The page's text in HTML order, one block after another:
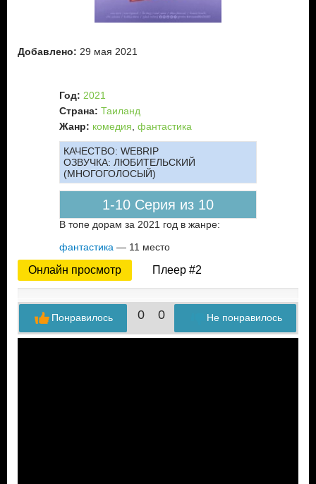
Кампан – третий поклонник. Коллега. Просто очень милый
Му Тод – четвертый в списке потенциальных мужей. Лихой
Четверо соискателей любви всей жизни. Есть из кого
выбрать, вот только как не ошибиться и определить того
самого – единственного? Сможет ли юная на вид, но очень
опытная женщина со стажем в две тысячи лет пробега
Добавлено: 29 мая 2021
Год: 2021
Страна: Таиланд
Жанр: комедия, фантастика
КАЧЕСТВО: WEBRIP
ОЗВУЧКА: ЛЮБИТЕЛЬСКИЙ
(МНОГОГОЛОСЫЙ)
1-10 Серия из 10
В топе дорам за 2021 год в жанре:
фантастика — 11 место
Онлайн просмотр Плеер #2
0 0 Не понравилось
Понравилось